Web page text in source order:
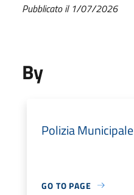
Pubblicato il 1/07/2026
By
Polizia Municipale
GO TO PAGE